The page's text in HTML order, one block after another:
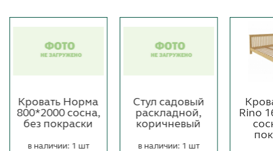
Кровать Норма
800*2000 сосна,
без покраски
в наличии: 1 шт
Стул садовый
раскладной,
коричневый
в наличии: 1 шт
Rino